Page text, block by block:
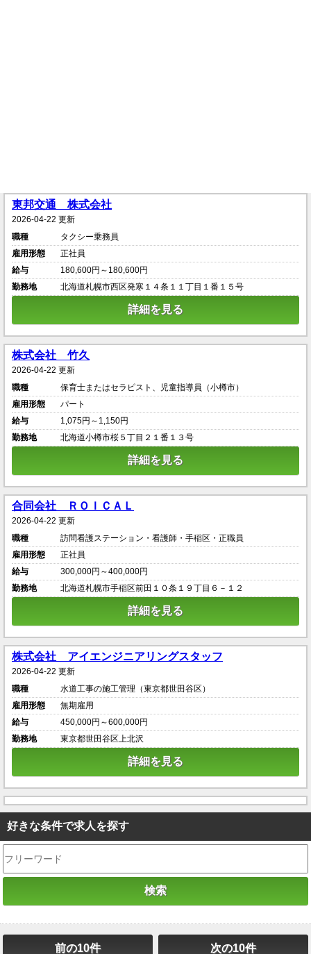
東邦交通 株式会社
2026-04-22 更新
職種
タクシー乗務員
雇用形態
正社員
給与
180,600円～180,600円
勤務地
北海道札幌市西区発寒１４条１１丁目１番１５号
詳細を見る
株式会社 竹久
2026-04-22 更新
職種
保育士またはセラピスト、児童指導員（小樽市）
雇用形態
パート
給与
1,075円～1,150円
勤務地
北海道小樽市桜５丁目２１番１３号
詳細を見る
合同会社 ＲＯＩＣＡＬ
2026-04-22 更新
職種
訪問看護ステーション・看護師・手稲区・正職員
雇用形態
正社員
給与
300,000円～400,000円
勤務地
北海道札幌市手稲区前田１０条１９丁目６－１２
詳細を見る
株式会社 アイエンジニアリングスタッフ
2026-04-22 更新
職種
水道工事の施工管理（東京都世田谷区）
雇用形態
無期雇用
給与
450,000円～600,000円
勤務地
東京都世田谷区上北沢
詳細を見る
好きな条件で求人を探す
前の10件 次の10件